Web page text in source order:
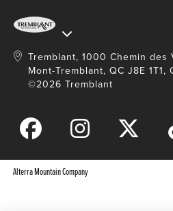
Tremblant, 1000 Chemin des
Mont-Tremblant, QC J8E 1T1,
©2026 Tremblant
Alterra Mountain Company